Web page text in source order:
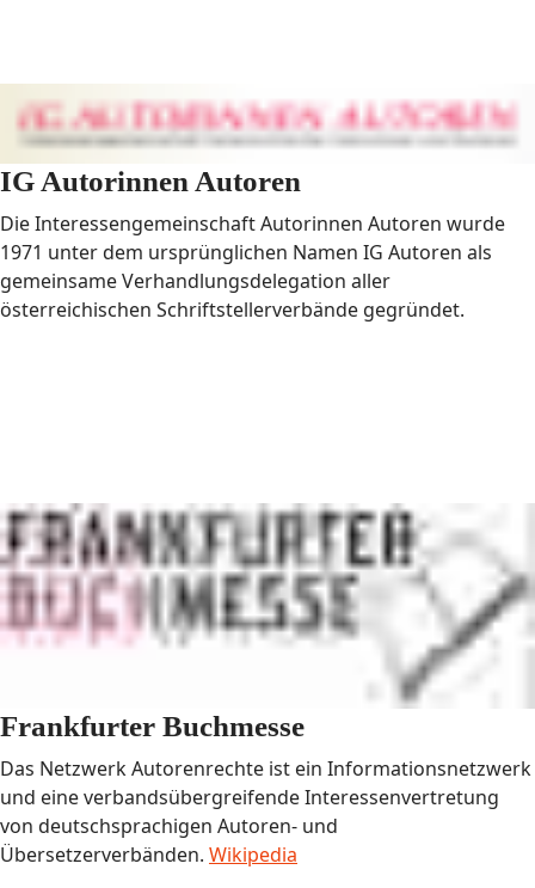
IG Autorinnen Autoren
Die Interessengemeinschaft Autorinnen Autoren wurde
1971 unter dem ursprünglichen Namen IG Autoren als
gemeinsame Verhandlungsdelegation aller
österreichischen Schriftstellerverbände gegründet.
Frankfurter Buchmesse
Das Netzwerk Autorenrechte ist ein Informationsnetzwerk
und eine verbandsübergreifende Interessenvertretung
von deutschsprachigen Autoren- und
Übersetzerverbänden. Wikipedia